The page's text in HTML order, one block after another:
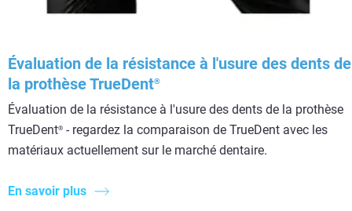
Évaluation de la résistance à l'usure des dents de
la prothèse TrueDent®
Évaluation de la résistance à l'usure des dents de la prothèse
TrueDent® - regardez la comparaison de TrueDent avec les
matériaux actuellement sur le marché dentaire.
En savoir plus